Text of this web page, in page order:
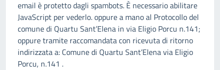
email è protetto dagli spambots. È necessario abilitare
JavaScript per vederlo. oppure a mano al Protocollo del
comune di Quartu Sant’Elena in via Eligio Porcu n.141;
oppure tramite raccomandata con ricevuta di ritorno
indirizzata a: Comune di Quartu Sant’Elena via Eligio
Porcu, n.141 .